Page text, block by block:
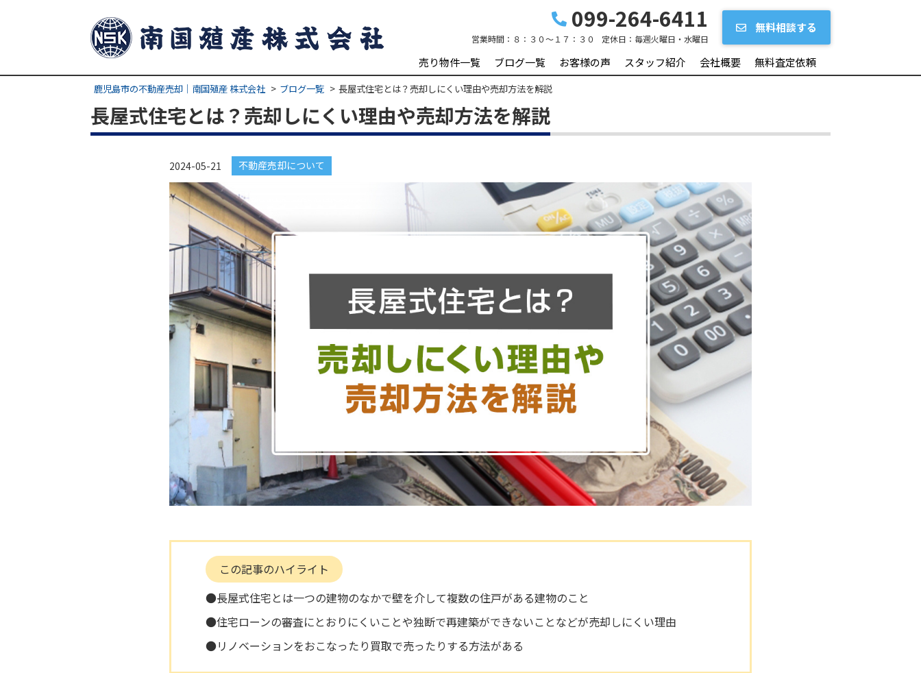
099-264-6411
営業時間： ８：３０～１７：３０ 定休日： 毎週火曜日・水曜日
無料相談する
売り物件一覧 ブログ一覧 お客様の声 スタッフ紹介 会社概要 無料査定依頼
鹿児島市の不動産売却｜南国殖産 株式会社 ブログ一覧 長屋式住宅とは？売却しにくい理由や売却方法を解説
長屋式住宅とは？売却しにくい理由や売却方法を解説
2024-05-21 不動産売却について
この記事のハイライト
●長屋式住宅とは一つの建物のなかで壁を介して複数の住戸がある建物のこと
●住宅ローンの審査にとおりにくいことや独断で再建築ができないことなどが売却しにくい理由
●リノベーションをおこなったり買取で売ったりする方法がある